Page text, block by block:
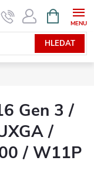
HLEDAT
NÁKUPNÍ
KOŠÍK
Gen 3 /
/
/ W11P